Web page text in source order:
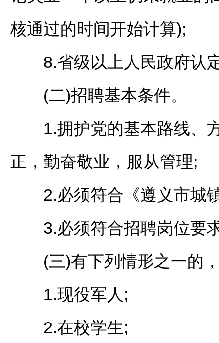
核通过的时间开始计算);
8.省级以上人民政府认
(二)招聘基本条件。
1.拥护党的基本路线、方
正，勤奋敬业，服从管理;
2.必须符合《遵义市城
3.必须符合招聘岗位要
(三)有下列情形之一的，
1.现役军人;
2.在校学生;